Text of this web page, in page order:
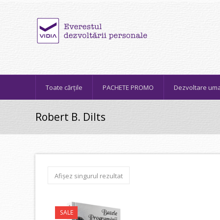
Toate cărțile PACHETE PROMO Dezvoltare
Robert B. Dilts
Afișez singurul rezultat
SALE